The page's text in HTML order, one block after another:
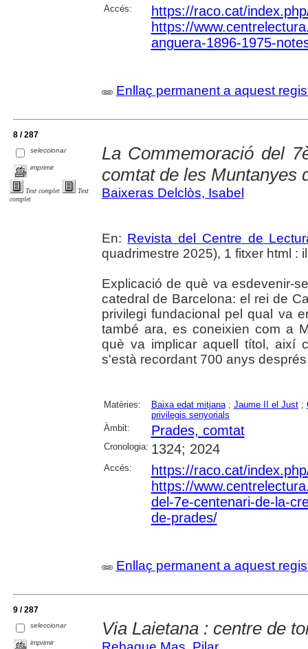
Accés:
https://raco.cat/
https://
anguera-1896-1975-
Enllaç permanent a aquest
8 / 287
seleccionar
imprimir
Text complet
Text
complet
La Commemoració del
comtat de les Muntanyes
Baixeras Delclòs, Isabel
En: Revista del Centre de
quadrimestre 2025), 1 fitxer html :
Explicació de què va esdevenir-
catedral de Barcelona: el rei de
privilegi fundacional pel qual va
també ara, es coneixien com a
què va implicar aquell títol, així
s'està recordant 700 anys
Matèries: Baixa edat mitjana; Jaume II el Just;
privilegis senyorials
Àmbit:
Prades, comtat
Cronologia: 1324; 2024
Accés:
https://raco.cat/
https://
del-7e-centenari-de-la-
de-prades/
Enllaç permanent a aquest
9 / 287
seleccionar
imprimir
Via Laietana : centre de